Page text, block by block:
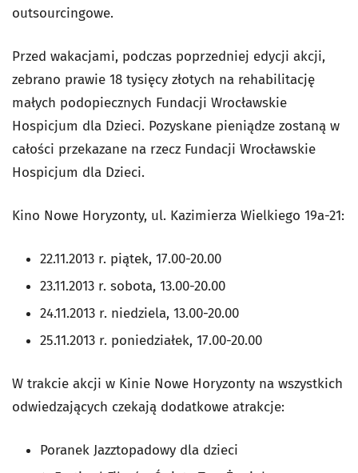
outsourcingowe.
Przed wakacjami, podczas poprzedniej edycji akcji,
zebrano prawie 18 tysięcy złotych na rehabilitację
małych podopiecznych Fundacji Wrocławskie
Hospicjum dla Dzieci. Pozyskane pieniądze zostaną w
całości przekazane na rzecz Fundacji Wrocławskie
Hospicjum dla Dzieci.
Kino Nowe Horyzonty, ul. Kazimierza Wielkiego 19a-21:
22.11.2013 r. piątek, 17.00-20.00
23.11.2013 r. sobota, 13.00-20.00
24.11.2013 r. niedziela, 13.00-20.00
25.11.2013 r. poniedziałek, 17.00-20.00
W trakcie akcji w Kinie Nowe Horyzonty na wszystkich
odwiedzających czekają dodatkowe atrakcje:
Poranek Jazztopadowy dla dzieci